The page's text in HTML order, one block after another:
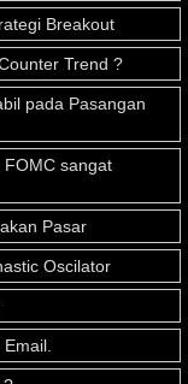
Breakout
Trend ?
pada Pasangan
sangat
Pasar
Oscilator